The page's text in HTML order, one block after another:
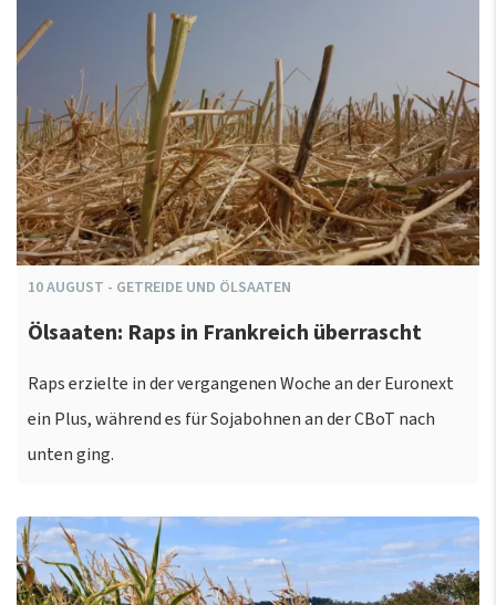
10AUGUST - GETREIDE UND ÖLSAATEN
Ölsaaten: Raps in Frankreich überrascht
Raps erzielte in der vergangenen Woche an der Euronext
ein Plus, während es für Sojabohnen an der CBoT nach
unten ging.